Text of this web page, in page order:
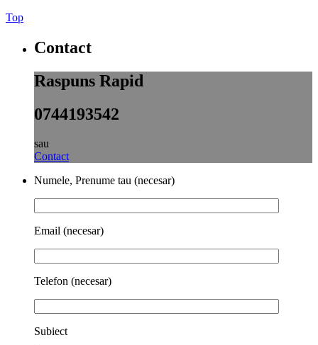
Top
Contact
Raspuns Rapid
0744193542
sau
Contact
Numele, Prenume tau (necesar)
Email (necesar)
Telefon (necesar)
Subiect